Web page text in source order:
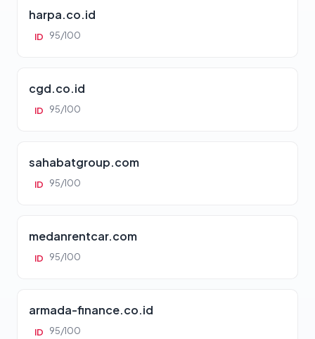
harpa.co.id
ID 95/100
cgd.co.id
ID 95/100
sahabatgroup.com
ID 95/100
medanrentcar.com
ID 95/100
armada-finance.co.id
ID 95/100